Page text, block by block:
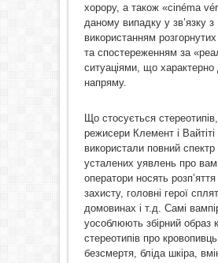
хорору, а також «cinéma
даному випадку у зв’язку з
використанням розгорнутих
та спостереженням за
ситуаціями, що характерно
напряму.
Що стосується
режисери Клемент і Вайтіті
використали повний
усталених уявлень про
оператори носять розп’яття
захисту, головні герої
домовинах і т.д. Самі
уособлюють збірний образ
стереотипів про
безсмертя, бліда шкіра,